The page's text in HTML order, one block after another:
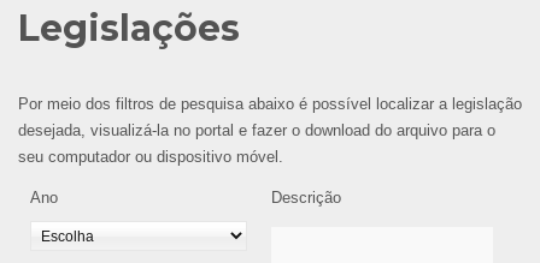
Legislações
Por meio dos filtros de pesquisa abaixo é possível localizar a legislação
desejada, visualizá-la no portal e fazer o download do arquivo para o
seu computador ou dispositivo móvel.
Ano Descrição